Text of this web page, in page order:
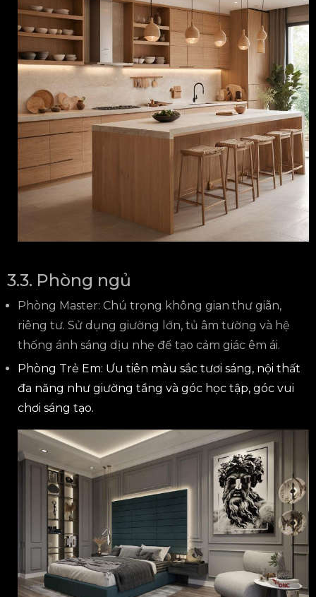
3.3. Phòng ngủ
Phòng Master: Chú trọng không gian thư giãn,
riêng tư. Sử dụng giường lớn, tủ âm tường và hệ
thống ánh sáng dịu nhẹ để tạo cảm giác êm ái.
Phòng Trẻ Em: Ưu tiên màu sắc tươi sáng, nội thất
đa năng như giường tầng và góc học tập, góc vui
chơi sáng tạo.